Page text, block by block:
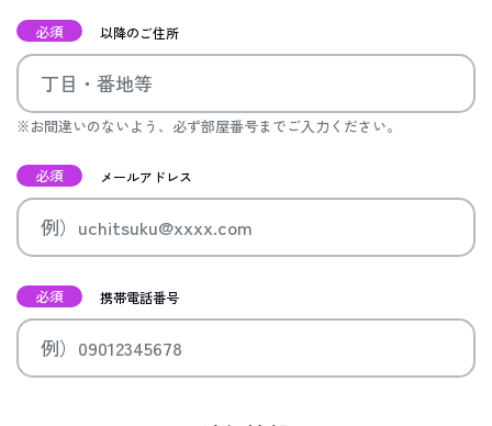
必須 以降のご住所
※お間違いのないよう、必ず部屋番号までご入力ください。
必須 メールアドレス
必須 携帯電話番号